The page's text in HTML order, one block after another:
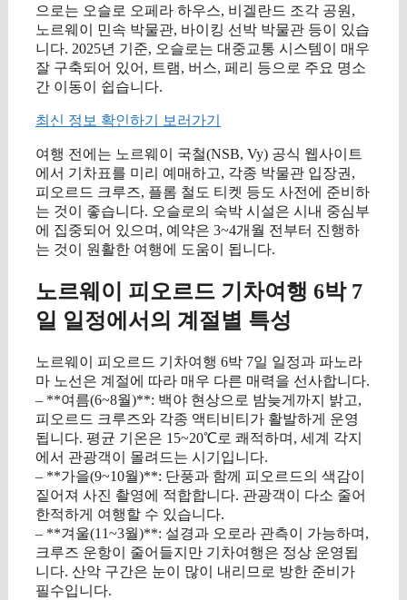
으로는 오슬로 오페라 하우스, 비겔란드 조각 공원,
노르웨이 민속 박물관, 바이킹 선박 박물관 등이 있습
니다. 2025년 기준, 오슬로는 대중교통 시스템이 매우
잘 구축되어 있어, 트램, 버스, 페리 등으로 주요 명소
간 이동이 쉽습니다.
최신 정보 확인하기 보러가기
여행 전에는 노르웨이 국철(NSB, Vy) 공식 웹사이트
에서 기차표를 미리 예매하고, 각종 박물관 입장권,
피오르드 크루즈, 플롬 철도 티켓 등도 사전에 준비하
는 것이 좋습니다. 오슬로의 숙박 시설은 시내 중심부
에 집중되어 있으며, 예약은 3~4개월 전부터 진행하
는 것이 원활한 여행에 도움이 됩니다.
노르웨이 피오르드 기차여행 6박 7
일 일정에서의 계절별 특성
노르웨이 피오르드 기차여행 6박 7일 일정과 파노라
마 노선은 계절에 따라 매우 다른 매력을 선사합니다.
– **여름(6~8월)**: 백야 현상으로 밤늦게까지 밝고,
피오르드 크루즈와 각종 액티비티가 활발하게 운영
됩니다. 평균 기온은 15~20℃로 쾌적하며, 세계 각지
에서 관광객이 몰려드는 시기입니다.
– **가을(9~10월)**: 단풍과 함께 피오르드의 색감이
짙어져 사진 촬영에 적합합니다. 관광객이 다소 줄어
한적하게 여행할 수 있습니다.
– **겨울(11~3월)**: 설경과 오로라 관측이 가능하며,
크루즈 운항이 줄어들지만 기차여행은 정상 운영됩
니다. 산악 구간은 눈이 많이 내리므로 방한 준비가
필수입니다.